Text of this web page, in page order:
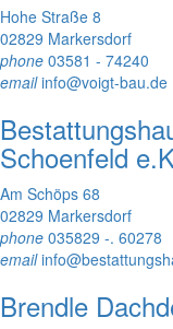
Hohe Straße 8
02829 Markersdorf
phone 03581 - 74240
emailinfo@voigt-bau.de
Schoenfeld
Am Schöps 68
02829 Markersdorf
phone 035829 -. 60278
email
Brendle